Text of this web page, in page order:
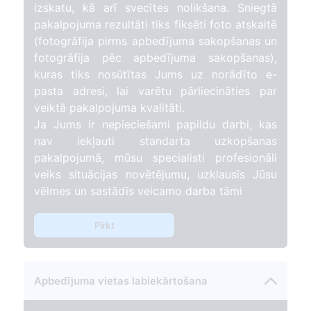
izskatu, kā arī svecītes nolikšana. Sniegtā
pakalpojuma rezultāti tiks fiksēti foto atskaitē
(fotogrāfija pirms apbedījuma sakopšanas un
fotogrāfija pēc apbedījuma sakopšanas),
kuras tiks nosūtītas Jums uz norādīto e-
pasta adresi, lai varētu pārliecināties par
veiktā pakalpojuma kvalitāti.
Ja Jums ir nepieciešami papildu darbi, kas
nav iekļauti standarta uzkopšanas
pakalpojumā, mūsu specialisti profesionāli
veiks situācijas novētējumu, uzklausīs Jūsu
vēlmes un sastādīs veicamo darba tāmi
Pirkt
Apbedījuma vietas labiekārtošana